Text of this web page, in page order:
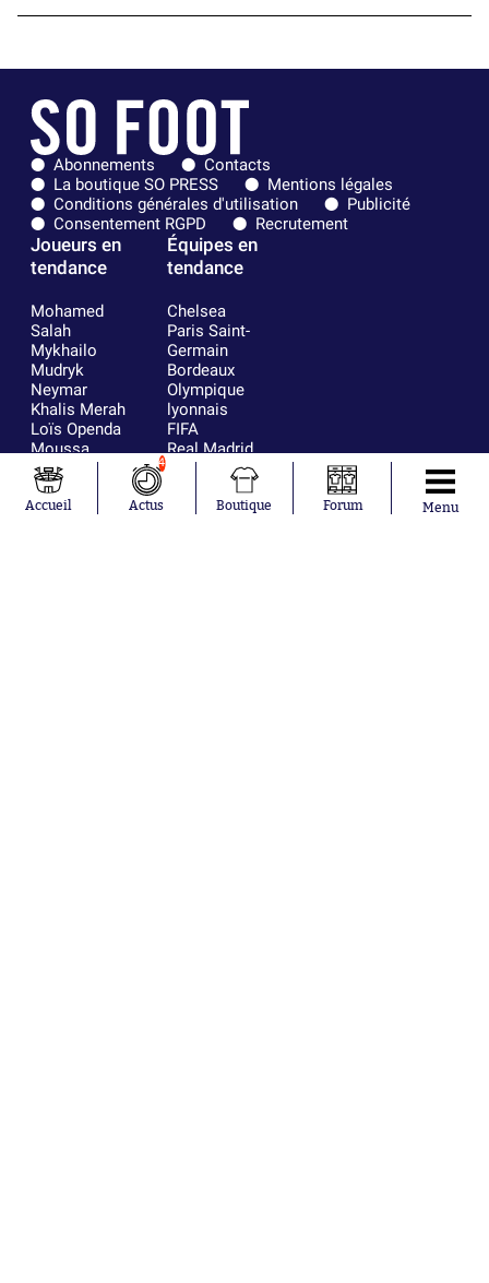
Abonnements
Contacts
La boutique SO PRESS
Mentions légales
Conditions générales d'utilisation
Publicité
Consentement RGPD
Recrutement
Joueurs en
tendance
Mohamed
Salah
Mykhailo
Mudryk
Neymar
Khalis Merah
Loïs Openda
Moussa
Niakhaté
Nicolás
Tagliafico
Équipes en
tendance
Chelsea
Paris Saint-
Germain
Bordeaux
Olympique
lyonnais
FIFA
Real Madrid
RC Strasbourg
Accueil
4
Actus Boutique Forum Menu